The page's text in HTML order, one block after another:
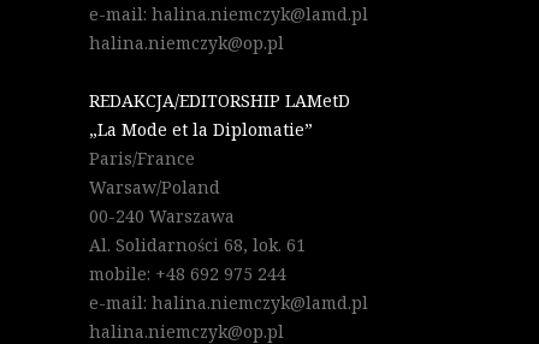
e-mail: halina.niemczyk@lamd.pl
halina.niemczyk@op.pl
REDAKCJA/EDITORSHIP LAMetD
„La Mode et la Diplomatie”
Paris/France
Warsaw/Poland
00-240 Warszawa
Al. Solidarności 68, lok. 61
mobile: +48 692 975 244
e-mail: halina.niemczyk@lamd.pl
halina.niemczyk@op.pl